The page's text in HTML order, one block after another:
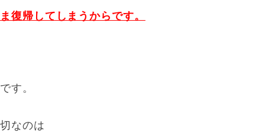
復帰してしまうからです。
す。
なのは